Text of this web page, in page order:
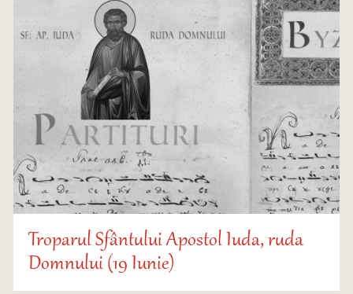
Troparul Sfântului Apostol Iuda, ruda
Domnului (19 Iunie)